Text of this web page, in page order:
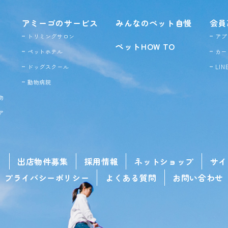
アミーゴのサービス
トリミングサロン
ペットホテル
ドッグスクール
動物病院
みんなのペット自慢
ペットHOW TO
会
ア
カ
出店物件募集 採用情報 ネットショップ
サ
プライバシーポリシー
よくある質問 お問い合わせ